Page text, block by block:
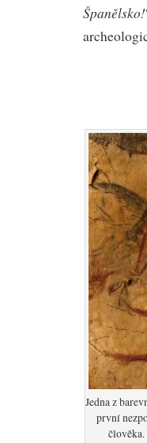
Španělsko!
Jedna z
první
člověka.